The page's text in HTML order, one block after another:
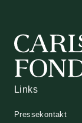
Links
Pressekontakt